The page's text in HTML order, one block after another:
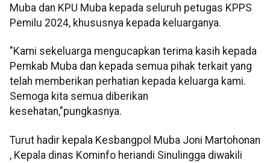
Muba dan KPU Muba kepada seluruh petugas KPPS
Pemilu 2024, khususnya kepada keluarganya.
"Kami sekeluarga mengucapkan terima kasih kepada
Pemkab Muba dan kepada semua pihak terkait yang
telah memberikan perhatian kepada keluarga kami.
Semoga kita semua diberikan
kesehatan,"pungkasnya.
Turut hadir kepala Kesbangpol Muba Joni Martohonan
, Kepala dinas Kominfo heriandi Sinulingga diwakili